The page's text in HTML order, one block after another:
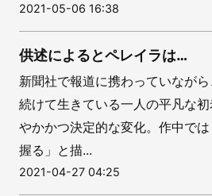
2021-05-06 16:38
供述によるとペレイラは…
新聞社で報道に携わっていなが
続けて生きている一人の平凡な
やかかつ決定的な変化。作中で
握る」と描...
2021-04-27 04:25